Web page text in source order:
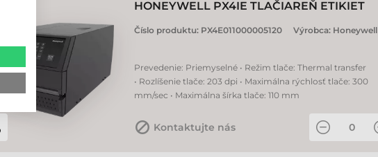
HONEYWELL PX4IE TLAČIAREŇ ETIKIET
Číslo produktu: PX4E011000005120 Výrobca: Honeywell
Prevedenie: Priemyselné • Režim tlače: Thermal transfer
• Rozlíšenie tlače: 203 dpi • Maximálna rýchlosť tlače: 300
mm/sec • Maximálna šírka tlače: 110 mm
Kontaktujte nás